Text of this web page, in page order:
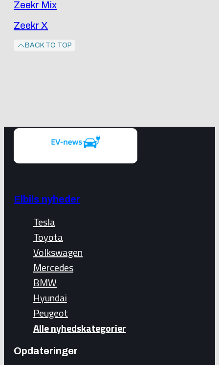
Zeekr Mix
Zeekr X
BACK TO TOP
Elbils nyheder
Tesla
Toyota
Volkswagen
Mercedes
BMW
Hyundai
Peugeot
Alle nyhedskategorier
Opdateringer